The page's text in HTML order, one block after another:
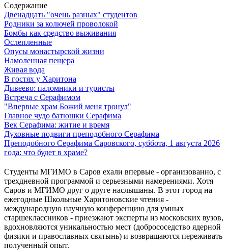
Содержание
Двенадцать "очень разных" студентов
Родники за колючей проволокой
Бомбы как средство выживания
Ослепленные
Опусы монастырской жизни
Намоленная пещера
Живая вода
В гостях у Харитона
Дивеево: паломники и туристы
Встреча с Серафимом
"Впервые храм Божий меня тронул"
Главное чудо батюшки Серафима
Век Серафима: житие и время
Духовные подвиги преподобного Серафима
Преподобного Серафима Саровского, суббота, 1 августа 2026
года: что будет в храме?
Студенты МГИМО в Саров ехали впервые - организованно, с
трехдневной программой и серьезными намерениями. Хотя
Саров и МГИМО друг о друге наслышаны. В этот город на
ежегодные Школьные Харитоновские чтения -
международную научную конференцию для умных
старшеклассников - приезжают эксперты из московских вузов,
вдохновляются уникальностью мест (добрососедство ядерной
физики и православных святынь) и возвращаются переживать
полученный опыт.